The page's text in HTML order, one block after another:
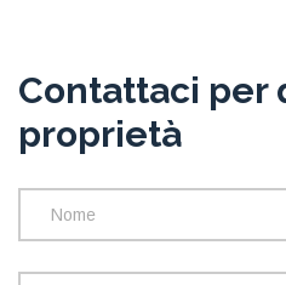
Contattaci per
proprietà